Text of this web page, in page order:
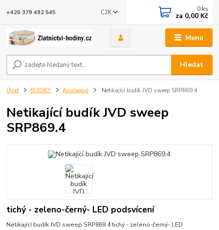
Menu
CZK
Hledat
+420 379 492 545 0 ks
za 0,00 Kč
Úvod BUDÍKY Analogové Netikající budík JVD sweep SRP869.4
Netikající budík JVD sweep
SRP869.4
tichý - zeleno-černý- LED podsvícení
Netikající budík JVD sweep SRP869.4 tichý - zeleno-černý- LED